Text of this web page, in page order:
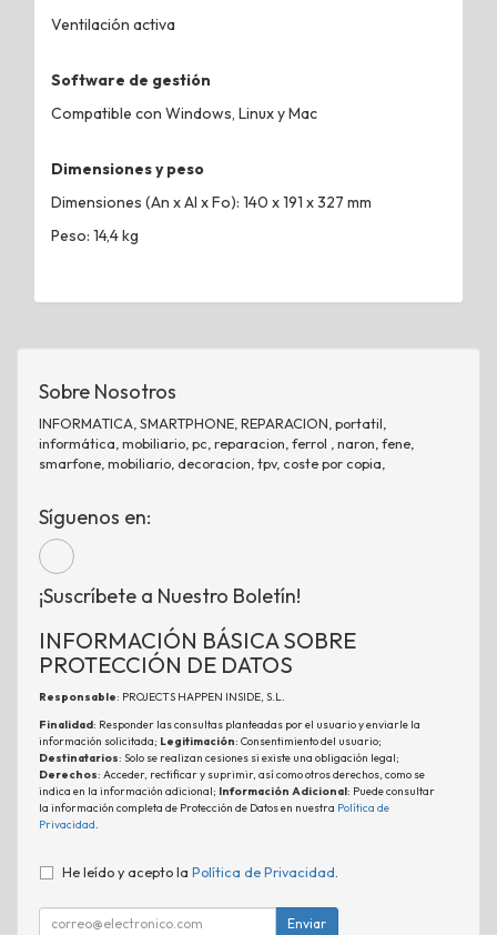
Ventilación activa
Software de gestión
Compatible con Windows, Linux y Mac
Dimensiones y peso
Dimensiones (An x Al x Fo): 140 x 191 x 327 mm
Peso: 14,4 kg
Sobre Nosotros
INFORMATICA, SMARTPHONE, REPARACION, portatil,
informática, mobiliario, pc, reparacion, ferrol , naron, fene,
smarfone, mobiliario, decoracion, tpv, coste por copia,
Síguenos en:
¡Suscríbete a Nuestro Boletín!
INFORMACIÓN BÁSICA SOBRE
PROTECCIÓN DE DATOS
Responsable: PROJECTS HAPPEN INSIDE, S.L.
Finalidad: Responder las consultas planteadas por el usuario y enviarle la
información solicitada; Legitimación: Consentimiento del usuario;
Destinatarios: Solo se realizan cesiones si existe una obligación legal;
Derechos: Acceder, rectificar y suprimir, así como otros derechos, como se
indica en la información adicional; Información Adicional: Puede consultar
la información completa de Protección de Datos en nuestra Política de
Privacidad.
He leído y acepto la Política de Privacidad
Enviar